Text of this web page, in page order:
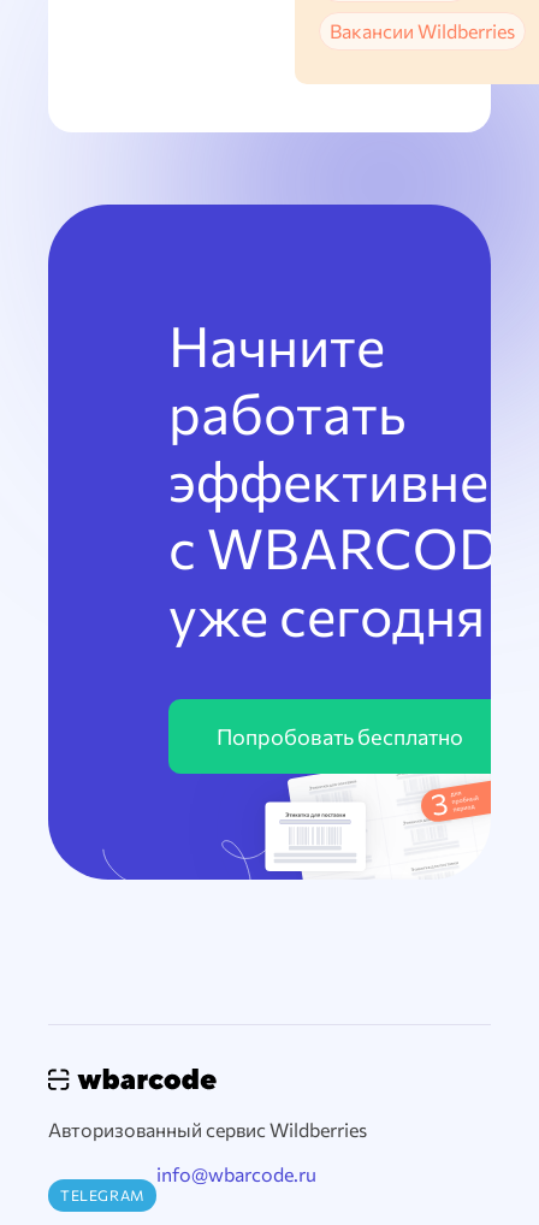
Вакансии Wildberries
Начните
работать
эффективнее
с WBARCODE
уже сегодня
Попробовать бесплатно
Авторизованный сервис Wildberries
TELEGRAM
info@wbarcode.ru